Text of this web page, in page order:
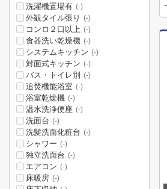
洗濯機置場有 (-)
外観タイル張り (-)
コンロ２口以上 (-)
食器洗い乾燥機 (-)
システムキッチン (-)
対面式キッチン (-)
バス・トイレ別 (-)
追焚機能浴室 (-)
浴室乾燥機 (-)
温水洗浄便座 (-)
洗面台 (-)
洗髪洗面化粧台 (-)
シャワー (-)
独立洗面台 (-)
エアコン (-)
床暖房 (-)